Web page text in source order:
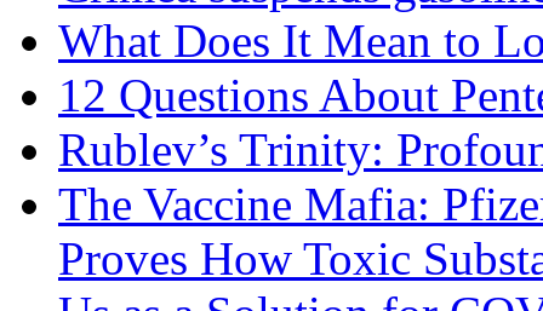
What Does It Mean to
12 Questions About
Rublev’s Trinity:
The Vaccine Mafia:
Proves How Toxic